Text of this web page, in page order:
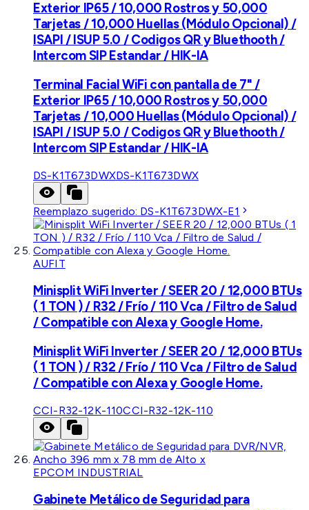
Exterior IP65 / 10,000 Rostros y 50,000
Tarjetas / 10,000 Huellas (Módulo Opcional) /
ISAPI / ISUP 5.0 / Codigos QR y Bluethooth /
Intercom SIP Estandar / HIK-IA
Terminal Facial WiFi con pantalla de 7" /
Exterior IP65 / 10,000 Rostros y 50,000
Tarjetas / 10,000 Huellas (Módulo Opcional) /
ISAPI / ISUP 5.0 / Codigos QR y Bluethooth /
Intercom SIP Estandar / HIK-IA
DS-K1T673DWXDS-K1T673DWX
Reemplazo sugerido: DS-K1T673DWX-E1
AUFIT
Minisplit WiFi Inverter / SEER 20 / 12,000 BTUs
( 1 TON ) / R32 / Frío / 110 Vca / Filtro de Salud
/ Compatible con Alexa y Google Home.
Minisplit WiFi Inverter / SEER 20 / 12,000 BTUs
( 1 TON ) / R32 / Frío / 110 Vca / Filtro de Salud
/ Compatible con Alexa y Google Home.
CCI-R32-12K-110CCI-R32-12K-110
EPCOM INDUSTRIAL
Gabinete Metálico de Seguridad para